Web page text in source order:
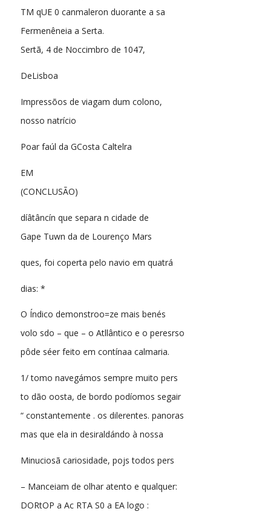
TM qUE 0 canmaleron duorante a sa
Fermenêneia a Serta.
Sertã, 4 de Noccimbro de 1047,
DeLisboa
Impressõos de viagam dum colono,
nosso natrício
Poar faúl da GCosta Caltelra
EM
(CONCLUSÃO)
díâtâncín que separa n cidade de
Gape Tuwn da de Lourenço Mars
ques, foi coperta pelo navio em quatrá
dias: *
O Índico demonstroo=ze mais benés
volo sdo – que – o Atllântico e o peresrso
pôde séer feito em contínaa calmaria.
1/ tomo navegámos sempre muito pers
to dão oosta, de bordo podíomos segair
“ constantemente . os dilerentes. panoras
mas que ela in desiraldándo à nossa
Minuciosã cariosidade, pojs todos pers
– Manceiam de olhar atento e qualquer:
DORtOP a Ac RTA S0 a EA logo :